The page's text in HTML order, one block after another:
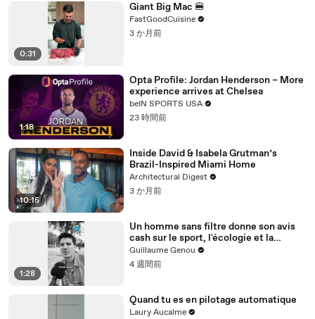
0:31
Giant Big Mac 🍔
FastGoodCuisine
3 か月前
1:18
Opta Profile: Jordan Henderson – More
experience arrives at Chelsea
beIN SPORTS USA
23 時間前
10:15
Inside David & Isabela Grutman’s
Brazil-Inspired Miami Home
Architectural Digest
3 か月前
1:28
Un homme sans filtre donne son avis
cash sur le sport, l'écologie et la
génération future !
Guillaume Genou
4 週間前
Quand tu es en pilotage automatique
Laury Aucalme